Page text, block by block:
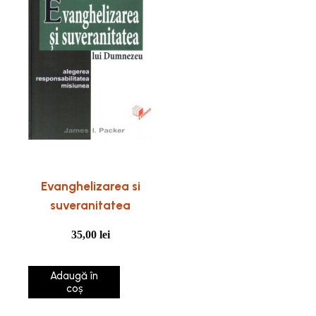
Evanghelizarea si
suveranitatea
35,00 lei
Adaugă în
coș